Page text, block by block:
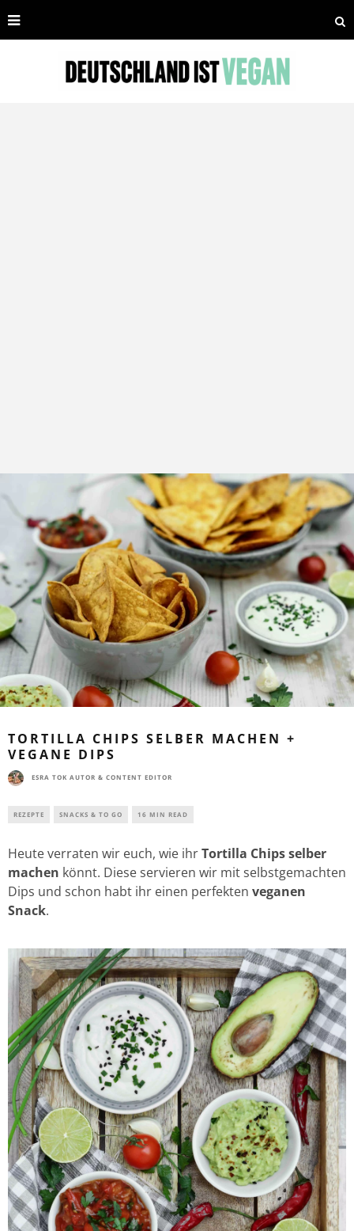
TORTILLA CHIPS SELBER MACHEN +
VEGANE DIPS
ESRA TOK AUTOR & CONTENT EDITOR
REZEPTE SNACKS & TO GO 16 MIN READ
Heute verraten wir euch, wie ihrTortilla Chips selber
machen könnt. Diese servieren wir mit selbstgemachten
Dips und schon habt ihr einen perfekten veganen
Snack.